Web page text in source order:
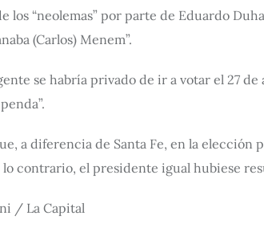
los “neolemas” por parte de Eduardo
(Carlos) Menem”.
se habría privado de ir a votar el 27
a diferencia de Santa Fe, en la elección
lo contrario, el presidente igual hubiese
/ La Capital